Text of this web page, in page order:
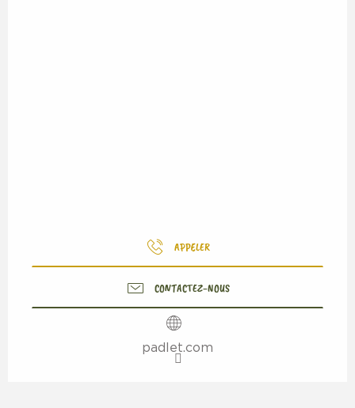
APPELER
CONTACTEZ-NOUS
padlet.com